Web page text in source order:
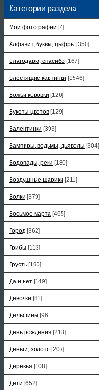
Категории раздела
Мои фотографии [4]
Алфавит, буквы, цыфры [350]
Благодарю, спасибо [167]
Блестящие картинки [1546]
Божьи коровки [126]
Букеты цветов [129]
Валентинки [393]
Вампиры, ведьмы, дьяволы [304]
Водопады, реки [180]
Воздушные шарики [211]
Волки [379]
Восьмое марта [465]
Город [362]
Грибы [113]
Грусть [190]
Да и нет [149]
Девочки [81]
Дельфины [96]
День рождения [218]
Деньги, золото [207]
Деревья [108]
Дети [652]